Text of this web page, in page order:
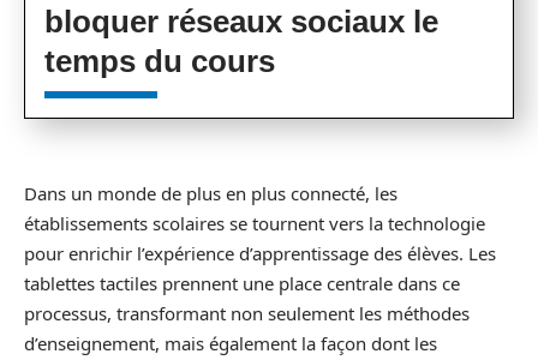
bloquer réseaux sociaux le
temps du cours
Dans un monde de plus en plus connecté, les
établissements scolaires se tournent vers la technologie
pour enrichir l’expérience d’apprentissage des élèves. Les
tablettes tactiles prennent une place centrale dans ce
processus, transformant non seulement les méthodes
d’enseignement, mais également la façon dont les